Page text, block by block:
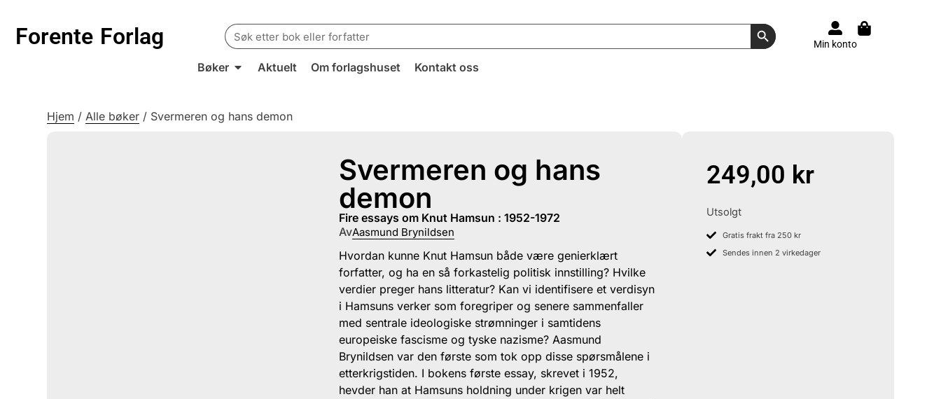
Forente Forlag
Search
for:
Search Button
Min konto
Bøker Aktuelt Om forlagshuset Kontakt oss
Hjem /Alle bøker / Svermeren og hans demon
Svermeren og hans
demon
fire essays om Knut Hamsun : 1952-1972
AvAasmund Brynildsen
Hvordan kunne Knut Hamsun både være genierklært
forfatter, og ha en så forkastelig politisk innstilling? Hvilke
verdier preger hans litteratur? Kan vi identifisere et verdisyn
i Hamsuns verker som foregriper og senere sammenfaller
med sentrale ideologiske strømninger i samtidens
europeiske fascisme og tyske nazisme? Aasmund
Brynildsen var den første som tok opp disse spørsmålene i
etterkrigstiden. I bokens første essay, skrevet i 1952,
hevder han at Hamsuns holdning under krigen var helt
249,00 kr
Utsolgt
Gratis frakt fra 250 kr
Sendes innen 2 virkedager